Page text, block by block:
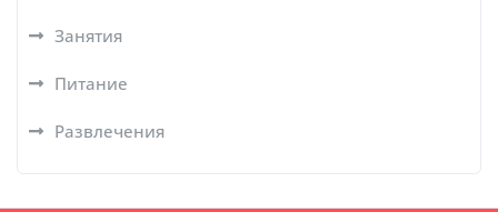
Занятия
Питание
Развлечения